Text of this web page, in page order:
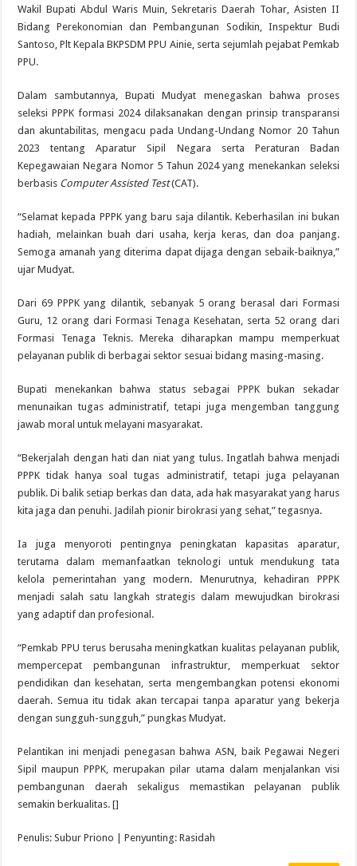
Wakil Bupati Abdul Waris Muin, Sekretaris Daerah Tohar, Asisten II
Bidang Perekonomian dan Pembangunan Sodikin, Inspektur Budi
Santoso, Plt Kepala BKPSDM PPU Ainie, serta sejumlah pejabat Pemkab
PPU.
Dalam sambutannya, Bupati Mudyat menegaskan bahwa proses
seleksi PPPK formasi 2024 dilaksanakan dengan prinsip transparansi
dan akuntabilitas, mengacu pada Undang-Undang Nomor 20 Tahun
2023 tentang Aparatur Sipil Negara serta Peraturan Badan
Kepegawaian Negara Nomor 5 Tahun 2024 yang menekankan seleksi
berbasis Computer Assisted Test(CAT).
“Selamat kepada PPPK yang baru saja dilantik. Keberhasilan ini bukan
hadiah, melainkan buah dari usaha, kerja keras, dan doa panjang.
Semoga amanah yang diterima dapat dijaga dengan sebaik-baiknya,”
ujar Mudyat.
Dari 69 PPPK yang dilantik, sebanyak 5 orang berasal dari Formasi
Guru, 12 orang dari Formasi Tenaga Kesehatan, serta 52 orang dari
Formasi Tenaga Teknis. Mereka diharapkan mampu memperkuat
pelayanan publik di berbagai sektor sesuai bidang masing-masing.
Bupati menekankan bahwa status sebagai PPPK bukan sekadar
menunaikan tugas administratif, tetapi juga mengemban tanggung
jawab moral untuk melayani masyarakat.
“Bekerjalah dengan hati dan niat yang tulus. Ingatlah bahwa menjadi
PPPK tidak hanya soal tugas administratif, tetapi juga pelayanan
publik. Di balik setiap berkas dan data, ada hak masyarakat yang harus
kita jaga dan penuhi. Jadilah pionir birokrasi yang sehat,” tegasnya.
Ia juga menyoroti pentingnya peningkatan kapasitas aparatur,
terutama dalam memanfaatkan teknologi untuk mendukung tata
kelola pemerintahan yang modern. Menurutnya, kehadiran PPPK
menjadi salah satu langkah strategis dalam mewujudkan birokrasi
yang adaptif dan profesional.
“Pemkab PPU terus berusaha meningkatkan kualitas pelayanan publik,
mempercepat pembangunan infrastruktur, memperkuat sektor
pendidikan dan kesehatan, serta mengembangkan potensi ekonomi
daerah. Semua itu tidak akan tercapai tanpa aparatur yang bekerja
dengan sungguh-sungguh,” pungkas Mudyat.
Pelantikan ini menjadi penegasan bahwa ASN, baik Pegawai Negeri
Sipil maupun PPPK, merupakan pilar utama dalam menjalankan visi
pembangunan daerah sekaligus memastikan pelayanan publik
semakin berkualitas. []
Penulis: Subur Priono | Penyunting: Rasidah